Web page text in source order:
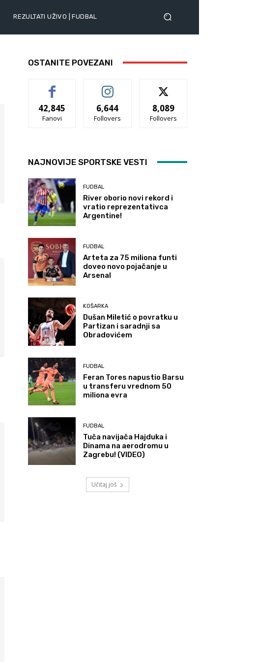
REZULTATI UŽIVO | FUDBAL
OSTANITE POVEZANI
42,845
Fanovi
6,644
Follovers
8,089
Follovers
NAJNOVIJE SPORTSKE VESTI
FUDBAL
River oborio novi rekord i
vratio reprezentativca
Argentine!
FUDBAL
Arteta za 75 miliona funti
doveo novo pojačanje u
Arsenal
KOŠARKA
Dušan Miletić o povratku u
Partizan i saradnji sa
Obradovićem
FUDBAL
Feran Tores napustio Barsu
u transferu vrednom 50
miliona evra
FUDBAL
Tuča navijača Hajduka i
Dinama na aerodromu u
Zagrebu! (VIDEO)
Učitaj još